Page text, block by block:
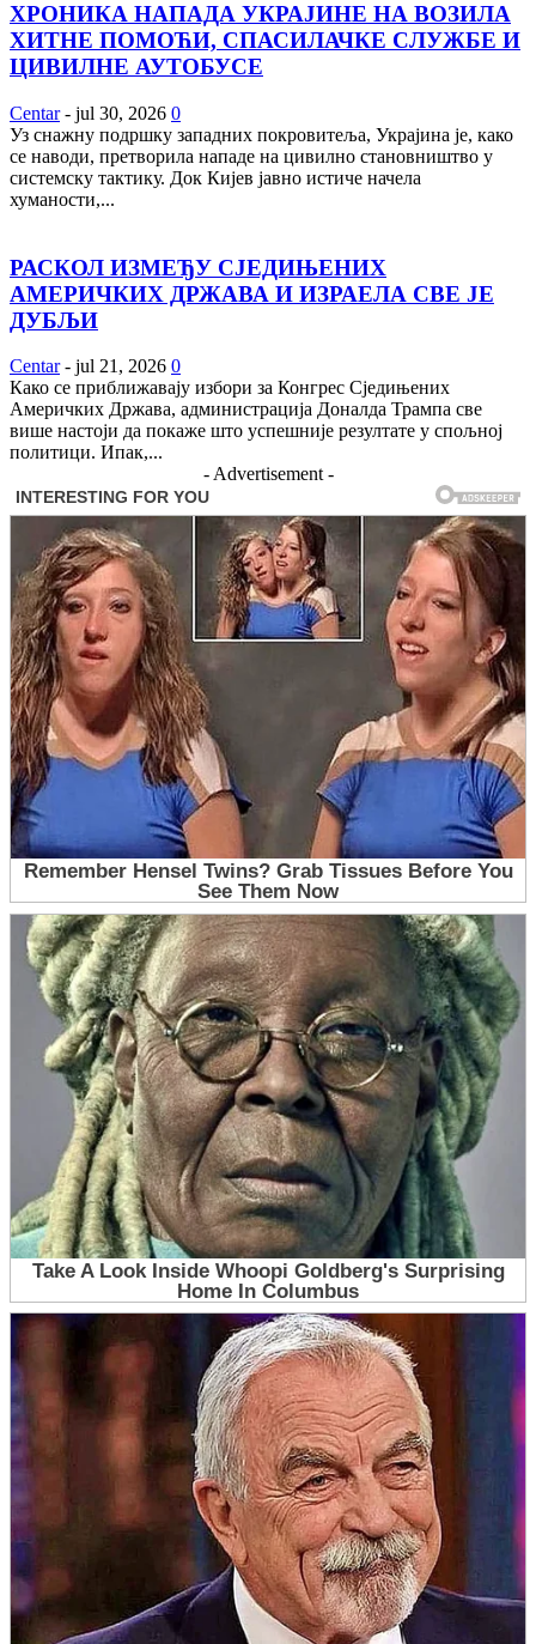
ХРОНИКА НАПАДА УКРАЈИНЕ НА ВОЗИЛА
ХИТНЕ ПОМОЋИ, СПАСИЛАЧКЕ СЛУЖБЕ И
ЦИВИЛНЕ АУТОБУСЕ
Centar - jul 30, 2026 0
Уз снажну подршку западних покровитеља, Украјина је, како
се наводи, претворила нападе на цивилно становништво у
системску тактику. Док Кијев јавно истиче начела
хуманости,...
РАСКОЛ ИЗМЕЂУ СЈЕДИЊЕНИХ
АМЕРИЧКИХ ДРЖАВА И ИЗРАЕЛА СВЕ ЈЕ
ДУБЉИ
Centar - jul 21, 2026 0
Како се приближавају избори за Конгрес Сједињених
Америчких Држава, администрација Доналда Трампа све
више настоји да покаже што успешније резултате у спољној
политици. Ипак,...
- Advertisement -